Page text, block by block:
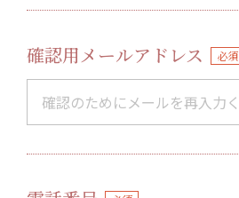
確認用メールアドレス 必須